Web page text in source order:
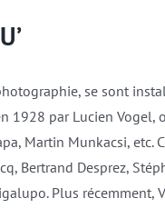
se sont
1928 par Lucien Vogel,
Martin Munkacsi, etc.
Bertrand Desprez,
Plus récemment,